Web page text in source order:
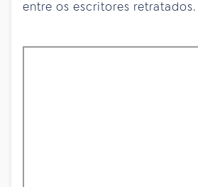
entre os escritores retratados.